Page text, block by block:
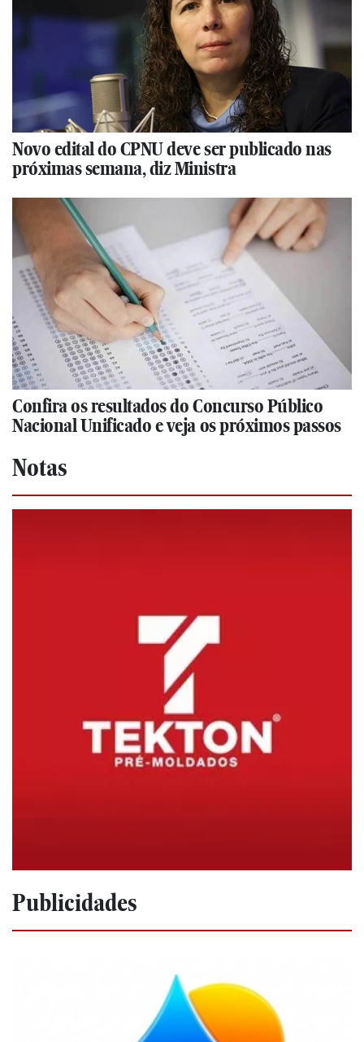
Novo edital do CPNU deve ser publicado nas
próximas semana, diz Ministra
Confira os resultados do Concurso Público
Nacional Unificado e veja os próximos passos
Notas
Publicidades